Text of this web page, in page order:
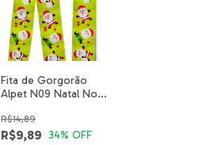
Fita de Gorgorão
Alpet N09 Natal Noel
5203-26-40mm
R$9,89
R$14,89
34% OFF